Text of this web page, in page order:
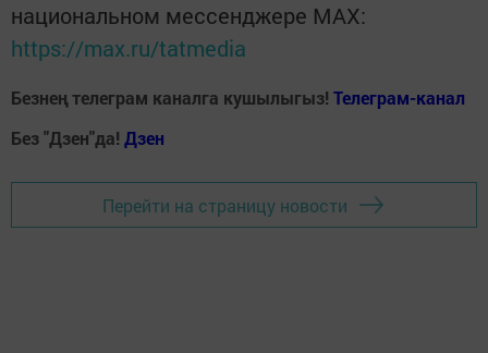
национальном мессенджере MАХ:
https://max.ru/tatmedia
Безнең телеграм каналга кушылыгыз! Телеграм-канал
Без "Дзен"да! Дзен
Перейти на страницу новости